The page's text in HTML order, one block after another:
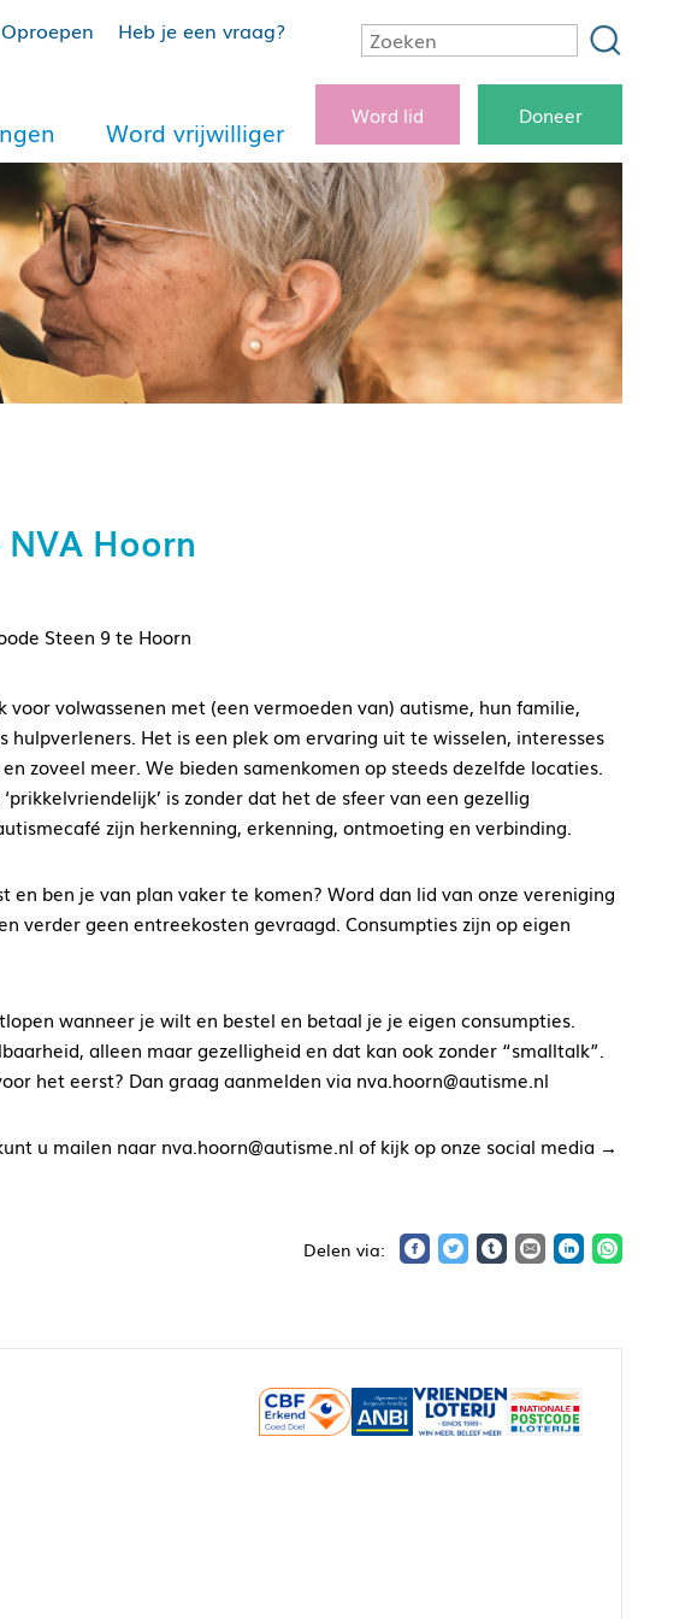
Oproepen Heb je een vraag?
Word vrijwilliger
Word lid Doneer
Hoorn
Steen 9 te Hoorn
volwassenen met (een vermoeden van) autisme, hun familie,
hulpverleners. Het is een plek om ervaring uit te wisselen, interesses
zoveel meer. We bieden samenkomen op steeds dezelfde locaties.
is zonder dat het de sfeer van een gezellig
zijn herkenning, erkenning, ontmoeting en verbinding.
en ben je van plan vaker te komen? Word dan lid van onze vereniging
verder geen entreekosten gevraagd. Consumpties zijn op eigen
wanneer je wilt en bestel en betaal je je eigen consumpties.
alleen maar gezelligheid en dat kan ook zonder “smalltalk”.
het eerst? Dan graag aanmelden via nva.hoorn@autisme.nl
u mailen naar nva.hoorn@autisme.nl of kijk op onze social media →